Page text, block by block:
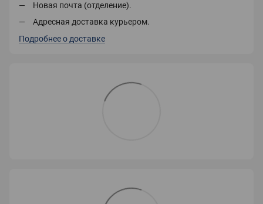
Новая почта (отделение).
Адресная доставка курьером.
Подробнее о доставке